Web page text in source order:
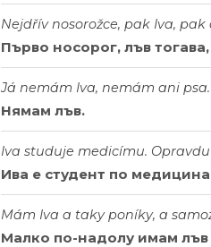
Nejdřív nosorožce, pak Iva, pak
Първо носорог, лъв
Já nemám Iva, nemám ani psa.
Нямам лъв.
Iva studuje medicímu.
Ива е студент по
Mám Iva a taky poníky, a
Малко по-надолу имам